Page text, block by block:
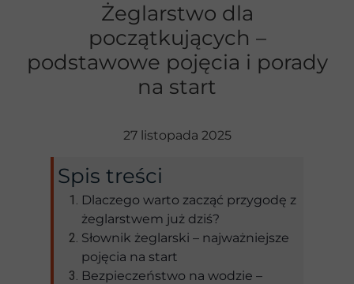
27 listopada 2025
Spis treści
Dlaczego warto zacząć przygodę z
żeglarstwem już dziś?
Słownik żeglarski – najważniejsze
pojęcia na start
Bezpieczeństwo na wodzie –
Żeglarstwo dla
początkujących –
podstawowe pojęcia i porady
na start